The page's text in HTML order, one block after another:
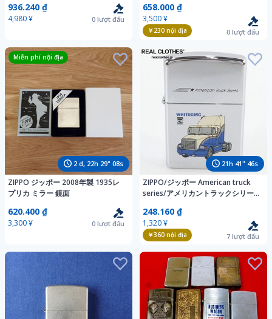
ック 替芯(1本) オイルライター用ケ
ース入り
936.240 ₫
4,980 ¥ 0 lượt đấu
658.000 ₫
3,500 ¥
￥230nội địa 0 lượt đấu
2 d, 22h 29" 07s
Miễn phí nội địa
ZIPPO ジッポー 2008年製 1935レ
プリカ ミラー 鏡面
620.400 ₫
3,300 ¥ 0 lượt đấu
21h 41" 45s
ZIPPO/ジッポー American truck
series/アメリカントラックシリー
248.160 ₫
1,320 ¥
￥360nội địa 7 lượt đấu